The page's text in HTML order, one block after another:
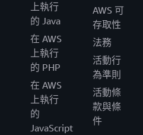
上執行
的 Java
在 AWS
上執行
的 PHP
在 AWS
上執行
的
JavaScript
AWS 可
存取性
法務
活動行
為準則
活動條
款與條
件